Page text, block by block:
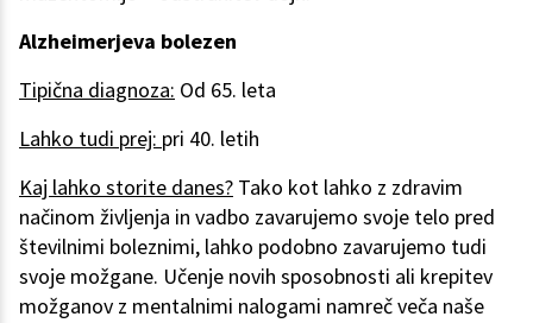
Alzheimerjeva bolezen
Tipična diagnoza: Od 65. leta
Lahko tudi prej: pri 40. letih
Kaj lahko storite danes? Tako kot lahko z zdravim
načinom življenja in vadbo zavarujemo svoje telo pred
številnimi boleznimi, lahko podobno zavarujemo tudi
svoje možgane. Učenje novih sposobnosti ali krepitev
možganov z mentalnimi nalogami namreč veča naše